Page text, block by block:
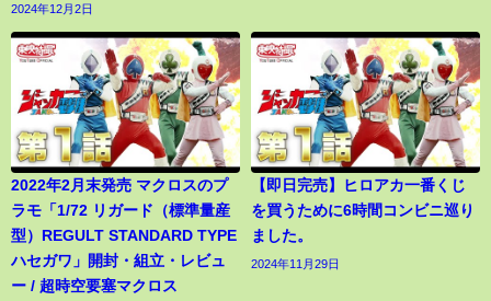
2024年12月2日
2022年2月末発売 マクロスのプ
ラモ「1/72 リガード（標準量産
型）REGULT STANDARD TYPE
ハセガワ」開封・組立・レビュ
ー / 超時空要塞マクロス
【即日完売】ヒロアカ一番くじ
を買うために6時間コンビニ巡り
ました。
2024年11月29日